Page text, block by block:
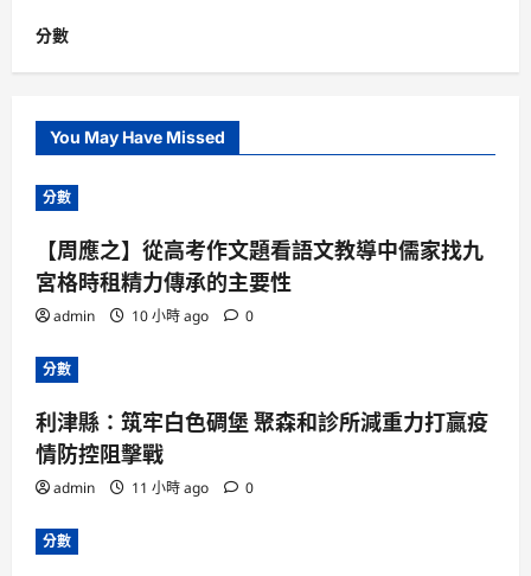
分數
You May Have Missed
分數
【周應之】從高考作文題看語文教導中儒家找九
宮格時租精力傳承的主要性
admin 10 小時 ago 0
分數
利津縣：筑牢白色碉堡 聚森和診所減重力打贏疫
情防控阻擊戰
admin 11 小時 ago 0
分數